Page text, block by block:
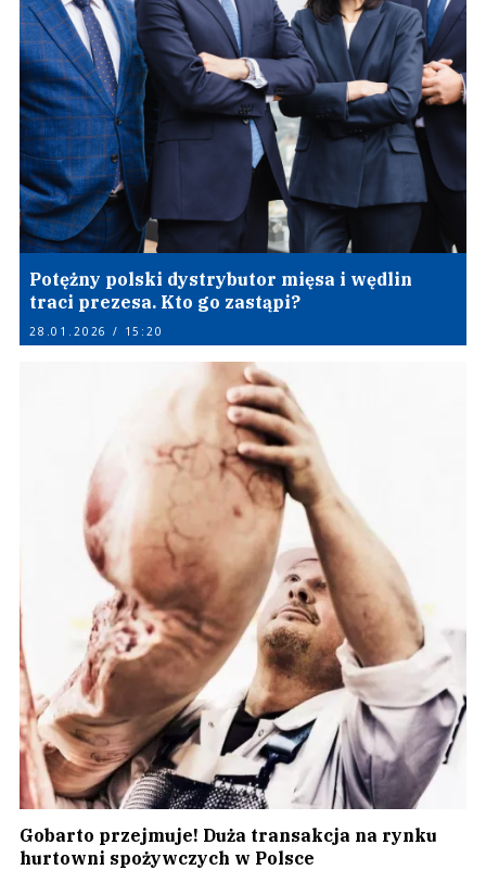
Potężny polski dystrybutor mięsa i wędlin
traci prezesa. Kto go zastąpi?
28.01.2026 / 15:20
Gobarto przejmuje! Duża transakcja na rynku
hurtowni spożywczych w Polsce